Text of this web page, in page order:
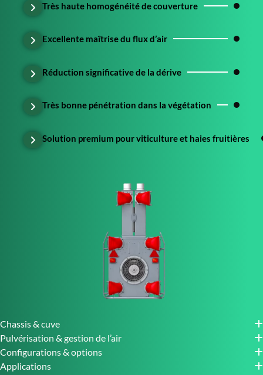
Très haute homogénéité de couverture
Excellente maîtrise du flux d’air
Réduction significative de la dérive
Très bonne pénétration dans la végétation
Solution premium pour viticulture et haies fruitières
Chassis & cuve
Pulvérisation & gestion de l’air
Configurations & options
Applications